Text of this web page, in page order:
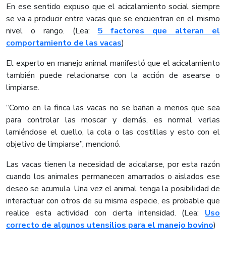
En ese sentido expuso que el acicalamiento social siempre
se va a producir entre vacas que se encuentran en el mismo
nivel o rango. (Lea:
5 factores que alteran el
comportamiento de las vacas)
El experto en manejo animal manifestó que el acicalamiento
también puede relacionarse con la acción de asearse o
limpiarse.
“Como en la finca las vacas no se bañan a menos que sea
para controlar las moscar y demás, es normal verlas
lamiéndose el cuello, la cola o las costillas y esto con el
objetivo de limpiarse”, mencionó.
Las vacas tienen la necesidad de acicalarse, por esta razón
cuando los animales permanecen amarrados o aislados ese
deseo se acumula. Una vez el animal tenga la posibilidad de
interactuar con otros de su misma especie, es probable que
realice esta actividad con cierta intensidad. (Lea: Uso
correcto de algunos utensilios para el manejo bovino)